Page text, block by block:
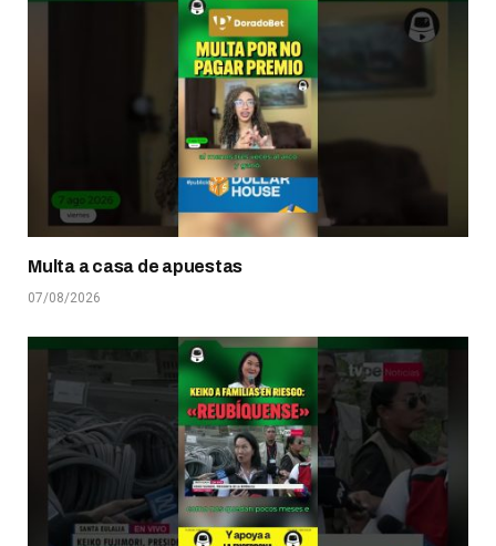
Multa a casa de apuestas
07/08/2026